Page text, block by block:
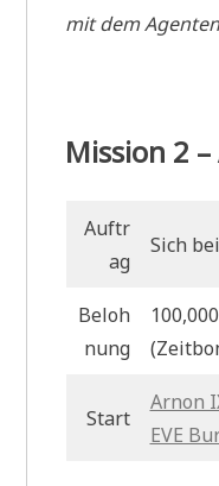
mit dem
Mission 2
Auftr
ag
Sich
Beloh
nung
Start
Arnon
EVE